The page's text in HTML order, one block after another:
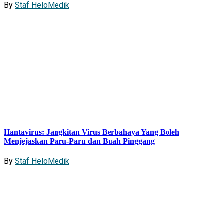
By Staf HeloMedik
Hantavirus: Jangkitan Virus Berbahaya Yang Boleh
Menjejaskan Paru-Paru dan Buah Pinggang
By Staf HeloMedik